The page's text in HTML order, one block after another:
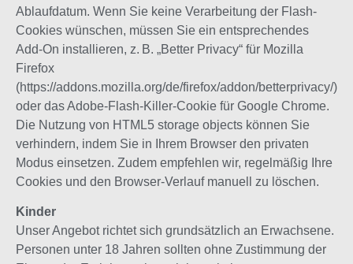
Ablaufdatum. Wenn Sie keine Verarbeitung der Flash-
Cookies wünschen, müssen Sie ein entsprechendes
Add-On installieren, z. B. „Better Privacy“ für Mozilla
Firefox
(https://addons.mozilla.org/de/firefox/addon/betterprivacy/)
oder das Adobe-Flash-Killer-Cookie für Google Chrome.
Die Nutzung von HTML5 storage objects können Sie
verhindern, indem Sie in Ihrem Browser den privaten
Modus einsetzen. Zudem empfehlen wir, regelmäßig Ihre
Cookies und den Browser-Verlauf manuell zu löschen.
Kinder
Unser Angebot richtet sich grundsätzlich an Erwachsene.
Personen unter 18 Jahren sollten ohne Zustimmung der